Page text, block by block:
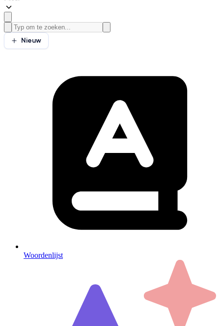
Nieuw
Woordenlijst